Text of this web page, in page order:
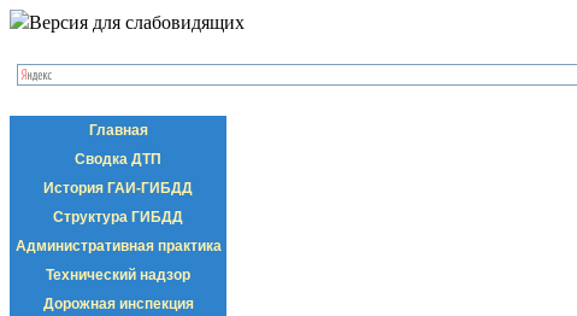
Версия для слабовидящих
Главная
Сводка ДТП
История ГАИ-ГИБДД
Структура ГИБДД
Административная практика
Технический надзор
Дорожная инспекция